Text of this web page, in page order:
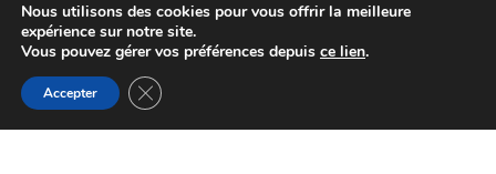
Nous utilisons des cookies pour vous offrir la meilleure
expérience sur notre site.
Vous pouvez gérer vos préférences depuis ce lien.
Accepter Fermer la bannière des cookies GDPR